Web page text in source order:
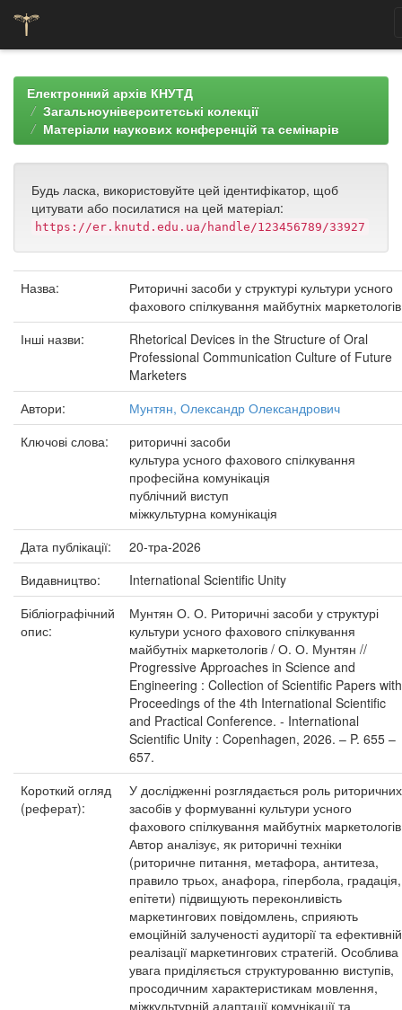
navigationЕлектронний архів КНУТД
Загальноуніверситетські колекції
Матеріали наукових конференцій та семінарів
Будь ласка, використовуйте цей ідентифікатор, щоб
цитувати або посилатися на цей матеріал:
https://er.knutd.edu.ua/handle/123456789/33927
Назва:
Риторичні засоби у структурі культури усного
фахового спілкування майбутніх маркетологів
Інші назви:
Rhetorical Devices in the Structure of Oral
Professional Communication Culture of Future
Marketers
Автори:
Мунтян, Олександр Олександрович
Ключові слова:
риторичні засоби
культура усного фахового спілкування
професійна комунікація
публічний виступ
міжкультурна комунікація
Дата публікації:
20-тра-2026
Видавництво:
International Scientific Unity
Бібліографічний
опис:
Мунтян О. О. Риторичні засоби у структурі
культури усного фахового спілкування
майбутніх маркетологів / О. О. Мунтян //
Progressive Approaches in Science and
Engineering : Collection of Scientific Papers with
Proceedings of the 4th International Scientific
and Practical Conference. - International
Scientific Unity : Copenhagen, 2026. – P. 655 –
657.
Короткий огляд
(реферат):
У дослідженні розглядається роль риторичних
засобів у формуванні культури усного
фахового спілкування майбутніх
Автор аналізує, як риторичні техніки
(риторичне питання, метафора, антитеза,
правило трьох, анафора, гіпербола, градація,
епітети) підвищують переконливість
маркетингових повідомлень, сприяють
емоційній залученості аудиторії та ефективній
реалізації маркетингових стратегій. Особлива
увага приділяється структурованню виступів,
просодичним характеристикам мовлення,
міжкультурній адаптації комунікації та